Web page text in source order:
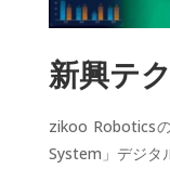
新興テ
zikoo Robotics
System」デジタ